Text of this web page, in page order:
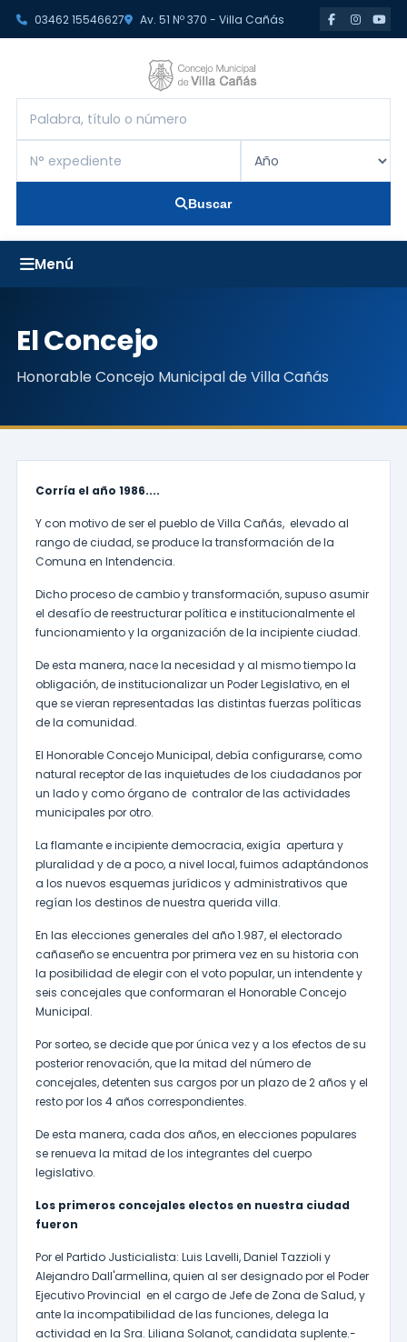
03462 15546627 Av. 51 Nº 370 - Villa Cañás
Buscar
El Concejo
Honorable Concejo Municipal de Villa Cañás
Corría el año 1986....
Y con motivo de ser el pueblo de Villa Cañás, elevado al
rango de ciudad, se produce la transformación de la
Comuna en Intendencia.
Dicho proceso de cambio y transformación, supuso asumir
el desafío de reestructurar política e institucionalmente el
funcionamiento y la organización de la incipiente ciudad.
De esta manera, nace la necesidad y al mismo tiempo la
obligación, de institucionalizar un Poder Legislativo, en el
que se vieran representadas las distintas fuerzas políticas
de la comunidad.
El Honorable Concejo Municipal, debía configurarse, como
natural receptor de las inquietudes de los ciudadanos por
un lado y como órgano de contralor de las actividades
municipales por otro.
La flamante e incipiente democracia, exigía apertura y
pluralidad y de a poco, a nivel local, fuimos adaptándonos
a los nuevos esquemas jurídicos y administrativos que
regían los destinos de nuestra querida villa.
En las elecciones generales del año 1.987, el electorado
cañaseño se encuentra por primera vez en su historia con
la posibilidad de elegir con el voto popular, un intendente y
seis concejales que conformaran el Honorable Concejo
Municipal.
Por sorteo, se decide que por única vez y a los efectos de su
posterior renovación, que la mitad del número de
concejales, detenten sus cargos por un plazo de 2 años y el
resto por los 4 años correspondientes.
De esta manera, cada dos años, en elecciones populares
se renueva la mitad de los integrantes del cuerpo
legislativo.
Los primeros concejales electos en nuestra ciudad
fueron
Por el Partido Justicialista: Luis Lavelli, Daniel Tazzioli y
Alejandro Dall'armellina, quien al ser designado por el Poder
Ejecutivo Provincial en el cargo de Jefe de Zona de Salud, y
ante la incompatibilidad de las funciones, delega la
actividad en la Sra. Liliana Solanot, candidata suplente.-